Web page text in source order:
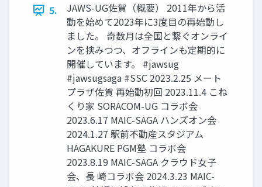
5.
JAWS-UG佐賀（概要） 2011年から活
動を始めて2023年に3度目の再始動し
ました。 奇数月は全国と繋ぐオンライ
ンを挟みつつ、オフラインも定期的に
開催しています。 #jawsug
#jawsugsaga #SSC 2023.2.25 メート
プラザ佐賀 再始動初回 2023.11.4 こね
くり家 SORACOM-UG コラボ会
2023.6.17 MAIC-SAGA ハンズオン会
2024.1.27 駅前不動産スタジアム
HAGAKURE PGM塾 コラボ会
2023.8.19 MAIC-SAGA クラウド女子
会、長 崎コラボ会 2024.3.23 MAIC-